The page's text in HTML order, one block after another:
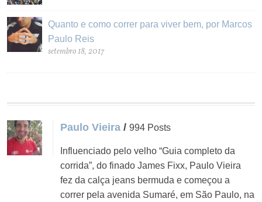
Quanto e como correr para viver bem, por Marcos
Paulo Reis
setembro 18, 2017
Paulo Vieira /994 Posts
Influenciado pelo velho “Guia completo da
corrida”, do finado James Fixx, Paulo Vieira
fez da calça jeans bermuda e começou a
correr pela avenida Sumaré, em São Paulo, na